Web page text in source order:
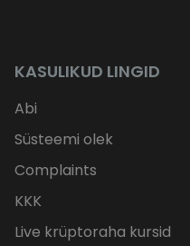
KASULIKUD LINGID
Abi
Süsteemi olek
Complaints
KKK
Live krüptoraha kursid